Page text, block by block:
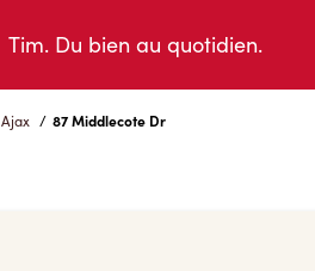
Tim. Du bien au quotidien.
Ajax / 87 Middlecote Dr